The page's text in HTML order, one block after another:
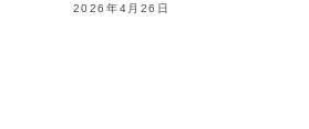
2026年4月26日